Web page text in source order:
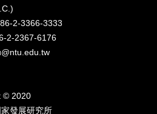
2-3366-3333
2-2367-6176
© 2020
發展研究所